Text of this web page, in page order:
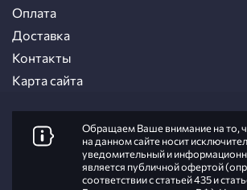
Оплата
Доставка
Контакты
Карта сайта
Обращаем Ваше внимание на то,
на данном сайте носит
уведомительный и
является публичной офертой
соответствии с статьей 435 и